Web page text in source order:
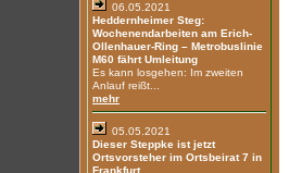
06.05.2021
Heddernheimer Steg:
Wochenendarbeiten am Erich-
Ollenhauer-Ring – Metrobuslinie
M60 fährt Umleitung
Es kann losgehen: Im zweiten
Anlauf reißt...
mehr
05.05.2021
Dieser Steppke ist jetzt
Ortsvorsteher im Ortsbeirat 7 in
Frankfurt